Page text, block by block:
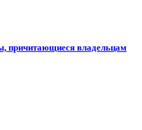
причитающиеся владельцам